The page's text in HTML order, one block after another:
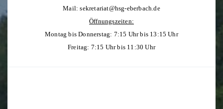
Mail:sekretariat@hsg-eberbach.de
Öffnungszeiten:
Montag bis Donnerstag: 7:15 Uhr bis 13:15 Uhr
Freitag: 7:15 Uhr bis 11:30 Uhr